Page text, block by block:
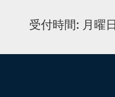
受付時間: 月曜